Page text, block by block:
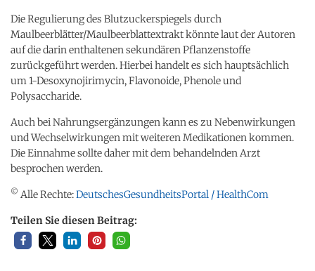
Die Regulierung des Blutzuckerspiegels durch
Maulbeerblätter/Maulbeerblattextrakt könnte laut der Autoren
auf die darin enthaltenen sekundären Pflanzenstoffe
zurückgeführt werden. Hierbei handelt es sich hauptsächlich
um 1-Desoxynojirimycin, Flavonoide, Phenole und
Polysaccharide.
Auch bei Nahrungsergänzungen kann es zu Nebenwirkungen
und Wechselwirkungen mit weiteren Medikationen kommen.
Die Einnahme sollte daher mit dem behandelnden Arzt
besprochen werden.
© Alle Rechte:DeutschesGesundheitsPortal / HealthCom
Teilen Sie diesen Beitrag: